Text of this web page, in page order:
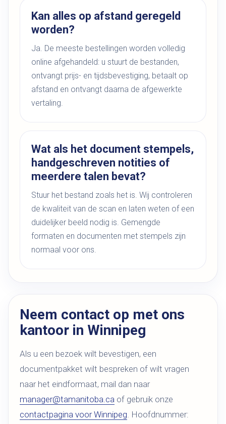
Kan alles op afstand geregeld
worden?
Ja. De meeste bestellingen worden volledig
online afgehandeld: u stuurt de bestanden,
ontvangt prijs- en tijdsbevestiging, betaalt op
afstand en ontvangt daarna de afgewerkte
vertaling.
Wat als het document stempels,
handgeschreven notities of
meerdere talen bevat?
Stuur het bestand zoals het is. Wij controleren
de kwaliteit van de scan en laten weten of een
duidelijker beeld nodig is. Gemengde
formaten en documenten met stempels zijn
normaal voor ons.
Neem contact op met ons
kantoor in Winnipeg
Als u een bezoek wilt bevestigen, een
documentpakket wilt bespreken of wilt vragen
naar het eindformaat, mail dan naar
manager@tamanitoba.ca of gebruik onze
contactpagina voor Winnipeg. Hoofdnummer: